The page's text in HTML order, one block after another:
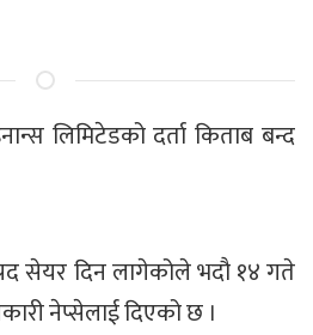
लिमिटेडको दर्ता किताब बन्द
सेयर दिन लागेकोले भदौ १४ गते
नेप्सेलाई दिएको छ ।